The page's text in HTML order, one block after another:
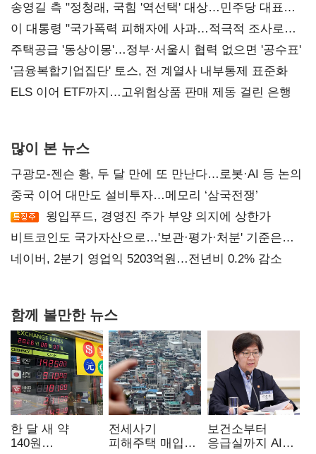
송영길 측 "정청래, 국힘 '역선택' 대상…민주당 대표로
총선 지휘 못해"
이 대통령 "국가폭력 피해자에 사과…적극적 조사로
진실 밝혀야"
주택공급 '동상이몽'…정부·서울시 협력 없으면 '공수표'
'금융복합기업집단' 토스, 전 계열사 내부통제 표준화
ELS 이어 ETF까지…고위험상품 판매 제동 걸린 은행
많이 본 뉴스
구광모-젠슨 황, 두 달 만에 또 만난다…로봇·AI 등 논의
중국 이어 대만도 설비투자…메모리 ‘삼국전쟁’
윙입푸드, 경영진 주가 부양 의지에 상한가
비트코인도 국가자산으로…'보관·평가·처분' 기준은
숙제
네이버, 2분기 영업익 5203억원…전년비 0.2% 감소
함께 볼만한 뉴스
한 달 새 약
140원
전세사기
피해주택 매입
보건소부터
응급실까지 AI